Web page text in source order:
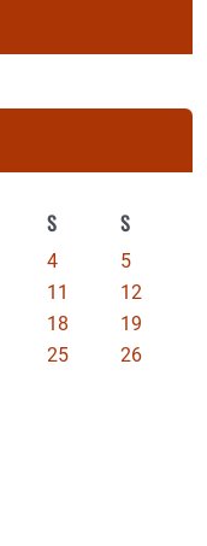
S S
4
5
11
12
18
19
25
26